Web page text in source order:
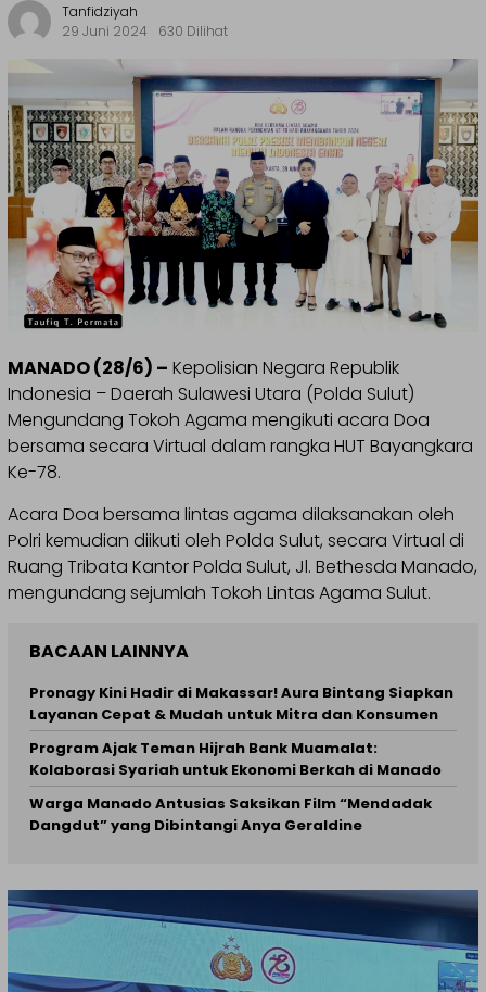
Tanfidziyah
29 Juni 2024
630 Dilihat
MANADO (28/6) – Kepolisian Negara Republik
Indonesia – Daerah Sulawesi Utara (Polda Sulut)
Mengundang Tokoh Agama mengikuti acara Doa
bersama secara Virtual dalam rangka HUT Bayangkara
Ke-78.
Acara Doa bersama lintas agama dilaksanakan oleh
Polri kemudian diikuti oleh Polda Sulut, secara Virtual di
Ruang Tribata Kantor Polda Sulut, Jl. Bethesda Manado,
mengundang sejumlah Tokoh Lintas Agama Sulut.
BACAAN LAINNYA
Pronagy Kini Hadir di Makassar! Aura Bintang Siapkan
Layanan Cepat & Mudah untuk Mitra dan Konsumen
Program Ajak Teman Hijrah Bank Muamalat:
Kolaborasi Syariah untuk Ekonomi Berkah di Manado
Warga Manado Antusias Saksikan Film “Mendadak
Dangdut” yang Dibintangi Anya Geraldine